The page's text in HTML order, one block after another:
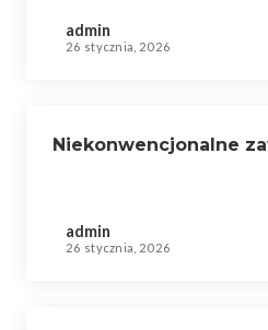
admin
26 stycznia, 2026
Niekonwencjonalne
admin
26 stycznia, 2026